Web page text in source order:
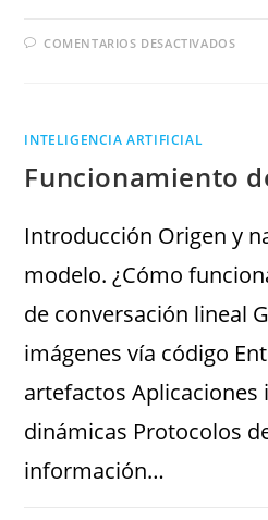
COMENTARIOS DESACTIVADOS
INTELIGENCIA ARTIFICIAL
Funcionamiento
Introducción Origen y
modelo. ¿Cómo
de conversación lineal
imágenes vía código
artefactos Aplicaciones
dinámicas Protocolos
información…